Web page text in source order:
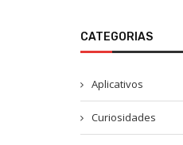
CATEGORIAS
Aplicativos
Curiosidades